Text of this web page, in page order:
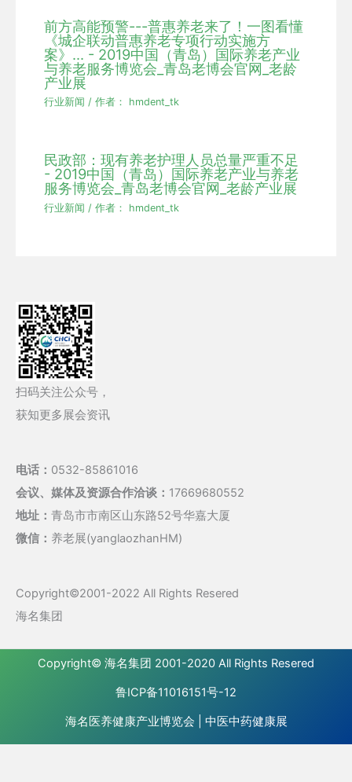
前方高能预警---普惠养老来了！一图看懂
《城企联动普惠养老专项行动实施方
案》... - 2019中国（青岛）国际养老产业
与养老服务博览会_青岛老博会官网_老龄
产业展
行业新闻 / 作者： hmdent_tk
民政部：现有养老护理人员总量严重不足
- 2019中国（青岛）国际养老产业与养老
服务博览会_青岛老博会官网_老龄产业展
行业新闻 / 作者： hmdent_tk
扫码关注公众号，
获知更多展会资讯
电话： 0532-85861016
会议、媒体及资源合作洽谈： 17669680552
地址： 青岛市市南区山东路52号华嘉大厦
微信： 养老展(yanglaozhanHM)
Copyright©2001-2022 All Rights Resered
海名集团
Copyright© 海名集团 2001-2020 All Rights Resered
鲁ICP备11016151号-12
海名医养健康产业博览会 中医中药健康展